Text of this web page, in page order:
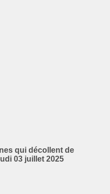
qui décollent de
03 juillet 2025